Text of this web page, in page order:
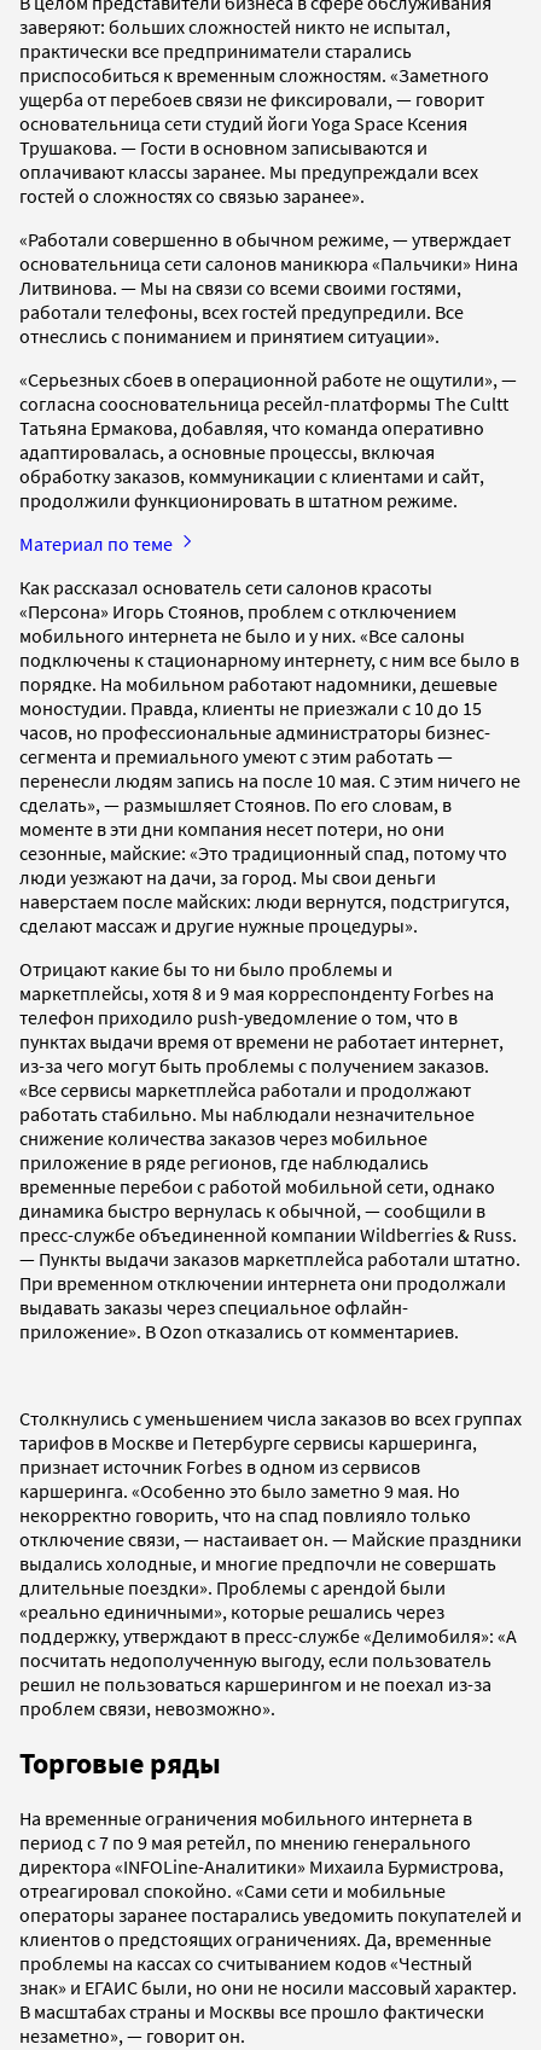
заверяют: больших сложностей никто не испытал,
практически все предприниматели старались
приспособиться к временным сложностям. «Заметного
ущерба от перебоев связи не фиксировали, — говорит
основательница сети студий йоги Yoga Space Ксения
Трушакова. — Гости в основном записываются и
оплачивают классы заранее. Мы предупреждали всех
гостей о сложностях со связью заранее».
«Работали совершенно в обычном режиме, — утверждает
основательница сети салонов маникюра «Пальчики» Нина
Литвинова. — Мы на связи со всеми своими гостями,
работали телефоны, всех гостей предупредили. Все
отнеслись с пониманием и принятием ситуации».
«Серьезных сбоев в операционной работе не ощутили», —
согласна соосновательница ресейл-платформы The Cultt
Татьяна Ермакова, добавляя, что команда оперативно
адаптировалась, а основные процессы, включая
обработку заказов, коммуникации с клиентами и сайт,
продолжили функционировать в штатном режиме.
Материал по теме
Как рассказал основатель сети салонов красоты
«Персона» Игорь Стоянов, проблем с отключением
мобильного интернета не было и у них. «Все салоны
подключены к стационарному интернету, с ним все было в
порядке. На мобильном работают надомники, дешевые
моностудии. Правда, клиенты не приезжали с 10 до 15
часов, но профессиональные администраторы бизнес-
сегмента и премиального умеют с этим работать —
перенесли людям запись на после 10 мая. С этим ничего не
сделать», — размышляет Стоянов. По его словам, в
моменте в эти дни компания несет потери, но они
сезонные, майские: «Это традиционный спад, потому что
люди уезжают на дачи, за город. Мы свои деньги
наверстаем после майских: люди вернутся, подстригутся,
сделают массаж и другие нужные процедуры».
Отрицают какие бы то ни было проблемы и
маркетплейсы, хотя 8 и 9 мая корреспонденту Forbes на
телефон приходило рush-уведомление о том, что в
пунктах выдачи время от времени не работает интернет,
из-за чего могут быть проблемы с получением заказов.
«Все сервисы маркетплейса работали и продолжают
работать стабильно. Мы наблюдали незначительное
снижение количества заказов через мобильное
приложение в ряде регионов, где наблюдались
временные перебои с работой мобильной сети, однако
динамика быстро вернулась к обычной, — сообщили в
пресс-службе объединенной компании Wildberries & Russ.
— Пункты выдачи заказов маркетплейса работали штатно.
При временном отключении интернета они продолжали
выдавать заказы через специальное офлайн-
приложение». В Ozon отказались от комментариев.
Столкнулись с уменьшением числа заказов во всех группах
тарифов в Москве и Петербурге сервисы каршеринга,
признает источник Forbes в одном из сервисов
каршеринга. «Особенно это было заметно 9 мая. Но
некорректно говорить, что на спад повлияло только
отключение связи, — настаивает он. — Майские праздники
выдались холодные, и многие предпочли не совершать
длительные поездки». Проблемы с арендой были
«реально единичными», которые решались через
поддержку, утверждают в пресс-службе «Делимобиля»: «А
посчитать недополученную выгоду, если пользователь
решил не пользоваться каршерингом и не поехал из-за
проблем связи, невозможно».
Торговые ряды
На временные ограничения мобильного интернета в
период с 7 по 9 мая ретейл, по мнению генерального
директора «INFOLine-Аналитики» Михаила Бурмистрова,
отреагировал спокойно. «Сами сети и мобильные
операторы заранее постарались уведомить покупателей и
клиентов о предстоящих ограничениях. Да, временные
проблемы на кассах со считыванием кодов «Честный
знак» и ЕГАИС были, но они не носили массовый характер.
В масштабах страны и Москвы все прошло фактически
незаметно», — говорит он.